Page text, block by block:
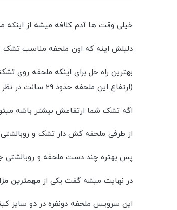
خیلی وقت ها آدم کلافه میشه از
دلیلش اینه که اون ملحفه مناسب تشک
بهترین راه حل برای اینکه ملحفه روی
(ارتفاع این ملحفه حدود 29 سانت در نظر گرفته شده)
اگه تشک شما ارتفاعش بیشتر باشه
از طرفی ملحفه کش دار تشک و
پس بهتره چند دست ملحفه و روبالشتی
در نهایت میشه گفت یکی از مهمترین
این سرویس ملحفه دونفره در دو سایز کینگ و کویین